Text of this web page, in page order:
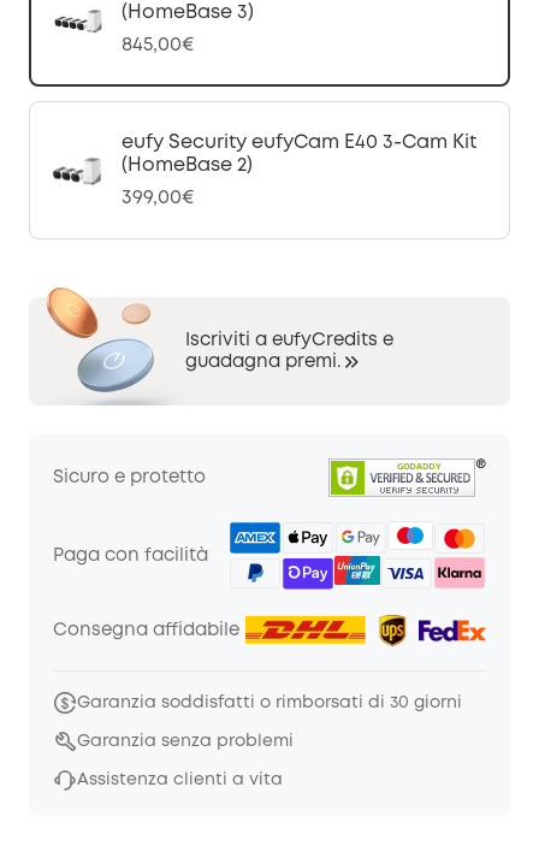
(HomeBase 3)
845,00€
eufy Security eufyCam E40 3-Cam Kit
(HomeBase 2)
399,00€
Iscriviti a eufyCredits e
guadagna premi.
Sicuro e protetto
Paga con facilità
Consegna affidabile
Garanzia soddisfatti o rimborsati di 30 giorni
Garanzia senza problemi
Assistenza clienti a vita